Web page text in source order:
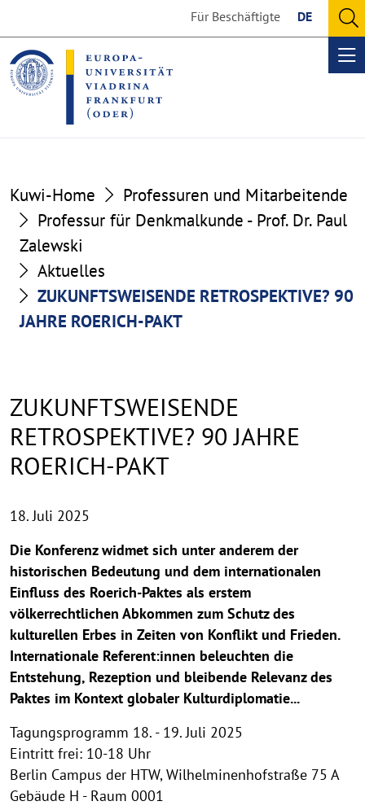
the
content
section
the
footer
section
Für Beschäftigte DE
Kuwi-Home
Professuren und Mitarbeitende
Professur für Denkmalkunde - Prof. Dr. Paul
Zalewski
Aktuelles
ZUKUNFTSWEISENDE RETROSPEKTIVE? 90
JAHRE ROERICH-PAKT
ZUKUNFTSWEISENDE
RETROSPEKTIVE? 90 JAHRE
ROERICH-PAKT
18. Juli 2025
Die Konferenz widmet sich unter anderem der
historischen Bedeutung und dem internationalen
Einfluss des Roerich-Paktes als erstem
völkerrechtlichen Abkommen zum Schutz des
kulturellen Erbes in Zeiten von Konflikt und Frieden.
Internationale Referent:innen beleuchten die
Entstehung, Rezeption und bleibende Relevanz des
Paktes im Kontext globaler Kulturdiplomatie...
Tagungsprogramm 18. - 19. Juli 2025
Eintritt frei: 10-18 Uhr
Berlin Campus der HTW, Wilhelminenhofstraße 75 A
Gebäude H - Raum 0001